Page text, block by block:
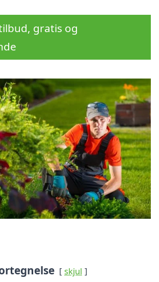
gratis og
skjul